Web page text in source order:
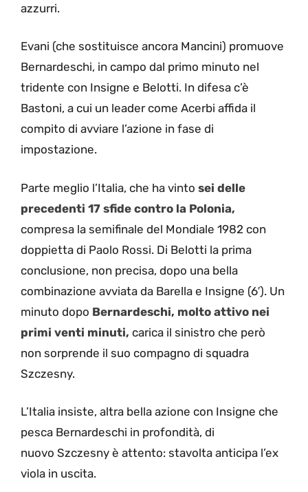
azzurri.
Evani (che sostituisce ancora Mancini) promuove
Bernardeschi, in campo dal primo minuto nel
tridente con Insigne e Belotti. In difesa c’è
Bastoni, a cui un leader come Acerbi affida il
compito di avviare l’azione in fase di
impostazione.
Parte meglio l’Italia, che ha vinto sei delle
precedenti 17 sfide contro la Polonia,
compresa la semifinale del Mondiale 1982 con
doppietta di Paolo Rossi. Di Belotti la prima
conclusione, non precisa, dopo una bella
combinazione avviata da Barella e Insigne (6′). Un
minuto dopo Bernardeschi, molto attivo nei
primi venti minuti, carica il sinistro che però
non sorprende il suo compagno di squadra
Szczesny.
L’Italia insiste, altra bella azione con Insigne che
pesca Bernardeschi in profondità, di
nuovo Szczesny è attento: stavolta anticipa l’ex
viola in uscita.